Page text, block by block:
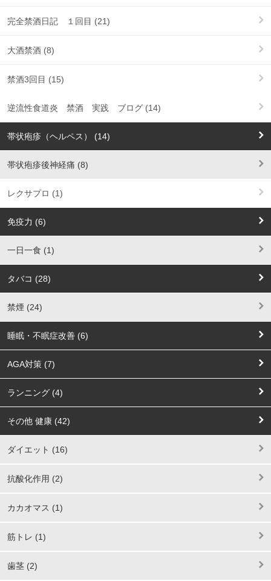
完全禁酒日記 １回目 (21)
大酒禁酒 (8)
禁酒3回目 (15)
逆流性食道炎 禁酒 実践 ブログ (14)
帯状疱疹（ヘルペス） (14)
帯状疱疹後神経痛 (8)
レクサプロ (1)
免疫力 (6)
一日一食 (1)
タバコ (28)
禁煙 (24)
睡眠・不眠症改善 (6)
AGA対策 (7)
ランニング (4)
その他 健康 (42)
ダイエット (16)
抗酸化作用 (2)
カカオマス (1)
筋トレ (1)
歯茎 (2)